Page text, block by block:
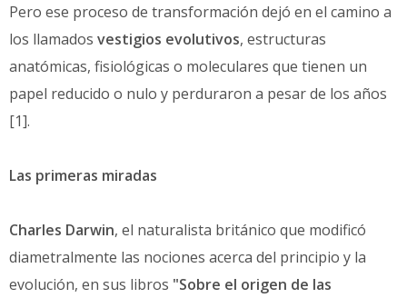
Pero ese proceso de transformación dejó en el camino a
los llamados vestigios evolutivos, estructuras
anatómicas, fisiológicas o moleculares que tienen un
papel reducido o nulo y perduraron a pesar de los años
[1].
Las primeras miradas
Charles Darwin, el naturalista británico que modificó
diametralmente las nociones acerca del principio y la
evolución, en sus libros "Sobre el origen de las